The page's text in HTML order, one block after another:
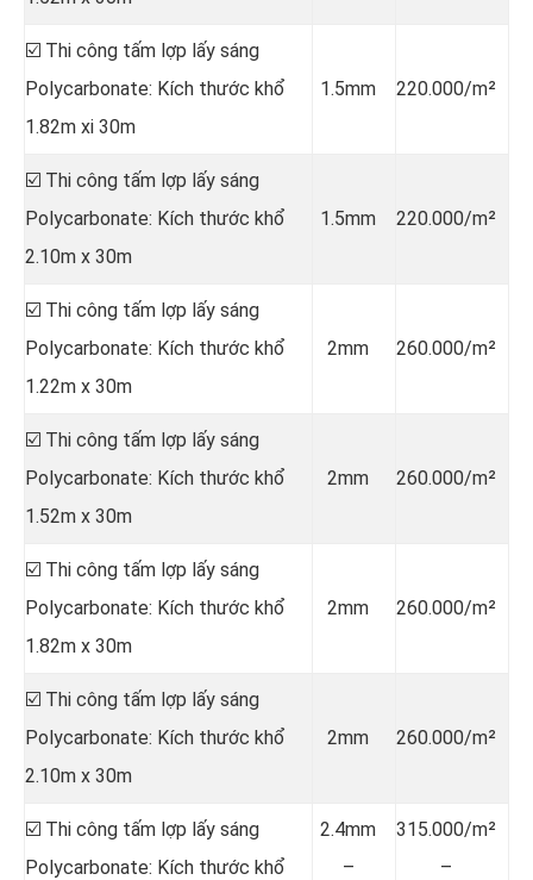
☑️ Thi công tấm lợp lấy sáng
Polycarbonate: Kích thước khổ
1.82m xi 30m
1.5mm 220.000/m²
☑️ Thi công tấm lợp lấy sáng
Polycarbonate: Kích thước khổ
2.10m x 30m
1.5mm 220.000/m²
☑️ Thi công tấm lợp lấy sáng
Polycarbonate: Kích thước khổ
1.22m x 30m
2mm 260.000/m²
☑️ Thi công tấm lợp lấy sáng
Polycarbonate: Kích thước khổ
1.52m x 30m
2mm 260.000/m²
☑️ Thi công tấm lợp lấy sáng
Polycarbonate: Kích thước khổ
1.82m x 30m
2mm 260.000/m²
☑️ Thi công tấm lợp lấy sáng
Polycarbonate: Kích thước khổ
2.10m x 30m
2mm 260.000/m²
☑️ Thi công tấm lợp lấy sáng
Polycarbonate: Kích thước khổ
2.4mm
–
315.000/m²
–